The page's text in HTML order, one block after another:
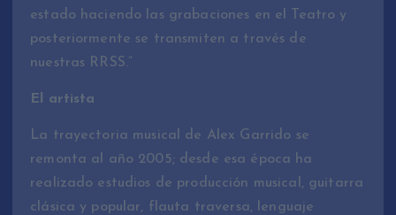
estado haciendo las grabaciones en el Teatro y
posteriormente se transmiten a través de
nuestras RRSS.”
El artista
La trayectoria musical de Alex Garrido se
remonta al año 2005; desde esa época ha
realizado estudios de producción musical, guitarra
clásica y popular, flauta traversa, lenguaje